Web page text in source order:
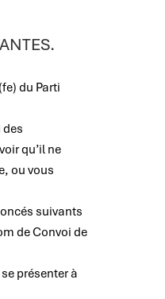
du Parti
qu’il ne
ou vous
suivants
de Convoi de
présenter à